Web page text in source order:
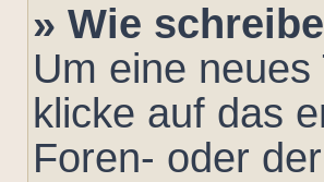
» Wie
Um eine
klicke auf das
Foren- oder